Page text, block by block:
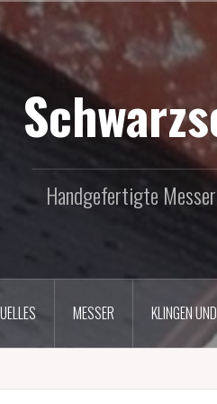
Handgefertigte
MESSER KLINGEN